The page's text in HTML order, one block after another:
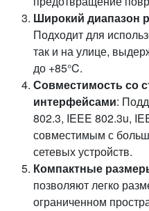
Широкий диапазон
Подходит для
так и на улице,
до +85°C.
Совместимость со
интерфейсами:
802.3, IEEE 802.3u,
совместимым с
сетевых устройств.
Компактные
позволяют легко
ограниченном